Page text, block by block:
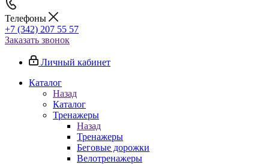
Телефоны
+7 (342) 207 55 57
Заказать звонок
Личный кабинет
Каталог
Назад
Каталог
Тренажеры
Назад
Тренажеры
Беговые дорожки
Велотренажеры